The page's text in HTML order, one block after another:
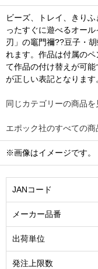
ビーズ、トレイ、きり
ったすぐに遊べるオー
刃」の竈門禰??豆子・
れます。作品は付属の
て作品の付け替えが可
が正しい表記となります
同じカテゴリーの商品を
エポック社のすべての商
※画像はイメージです。
JANコード
メーカー品番
出荷単位
発注上限数